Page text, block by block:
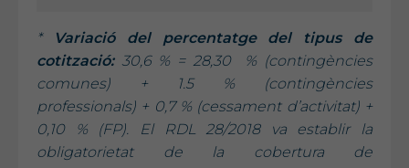
*
Variació del percentatge del tipus de
cotització: 30,6 % = 28,30 % (contingències
comunes) + 1.5 % (contingències
professionals) + 0,7 % (cessament d’activitat) +
0,10 % (FP). El RDL 28/2018 va establir la
obligatorietat de la cobertura de